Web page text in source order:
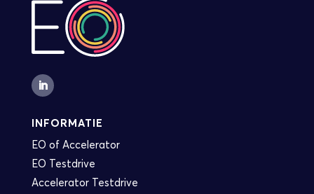
INFORMATIE
EO of Accelerator
EO Testdrive
Accelerator Testdrive